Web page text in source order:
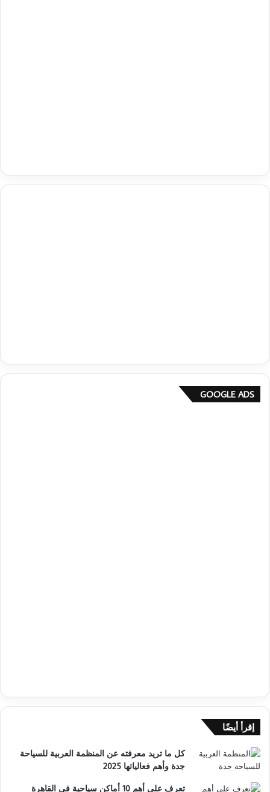
GOOGLE ADS
إقرأ أيضًا
كل ما تريد معرفته عن المنظمة العربية للسياحة
جدة وأهم فعالياتها 2025
تعرف على أهم 10 أماكن سياحية في القاهرة